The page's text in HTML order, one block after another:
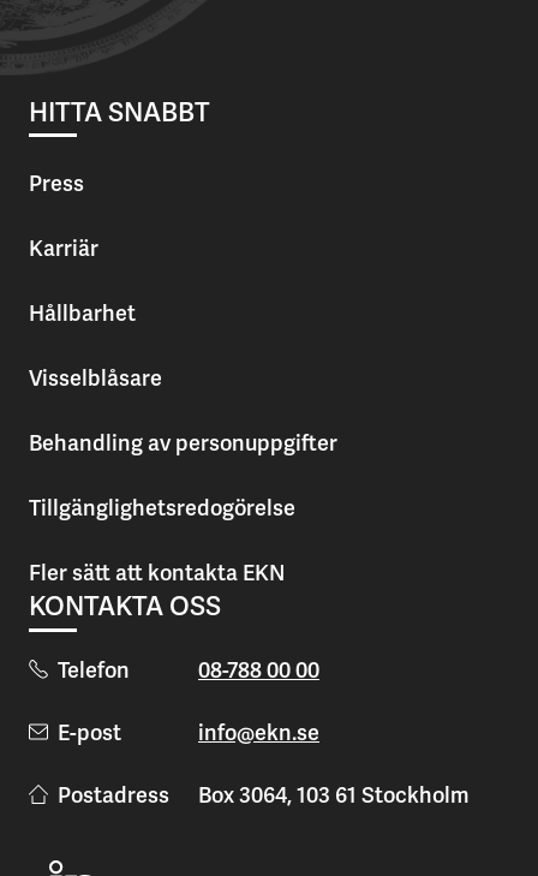
HITTA SNABBT
Press
Karriär
Hållbarhet
Visselblåsare
Behandling av personuppgifter
Tillgänglighetsredogörelse
Fler sätt att kontakta EKN
KONTAKTA OSS
Telefon 08-788 00 00
E-post info@ekn.se
Postadress Box 3064, 103 61 Stockholm